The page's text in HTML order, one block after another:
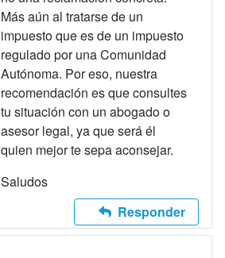
Más aún al tratarse de un
impuesto que es de un impuesto
regulado por una Comunidad
Autónoma. Por eso, nuestra
recomendación es que consultes
tu situación con un abogado o
asesor legal, ya que será él
quien mejor te sepa aconsejar.
Saludos
Responder